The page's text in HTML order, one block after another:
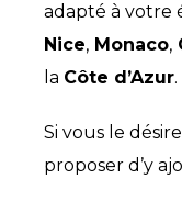
adapté à votre
Nice, Monaco,
la Côte d’Azur.
Si vous le
proposer d’y